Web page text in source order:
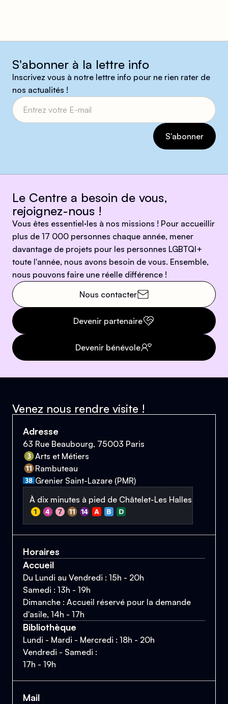
S'abonner à la lettre info
Inscrivez vous à notre lettre info pour ne rien rater de
nos actualités !
Le Centre a besoin de vous,
rejoignez-nous !
Vous êtes essentiel·les à nos missions ! Pour accueillir
plus de 17 000 personnes chaque année, mener
davantage de projets pour les personnes LGBTQI+
toute l'année, nous avons besoin de vous. Ensemble,
nous pouvons faire une réelle différence !
Nous contacter
Devenir partenaire
Devenir bénévole
Venez nous rendre visite !
Adresse
63 Rue Beaubourg, 75003 Paris
Arts et Métiers
Rambuteau
Grenier Saint-Lazare (PMR)
À dix minutes à pied de Châtelet-Les Halles
Horaires
Accueil
Du Lundi au Vendredi : 15h - 20h
Samedi : 13h - 19h
Dimanche : Accueil réservé pour la demande
d'asile, 14h - 17h
Bibliothèque
Lundi - Mardi - Mercredi : 18h - 20h
Vendredi - Samedi :
17h - 19h
Mail